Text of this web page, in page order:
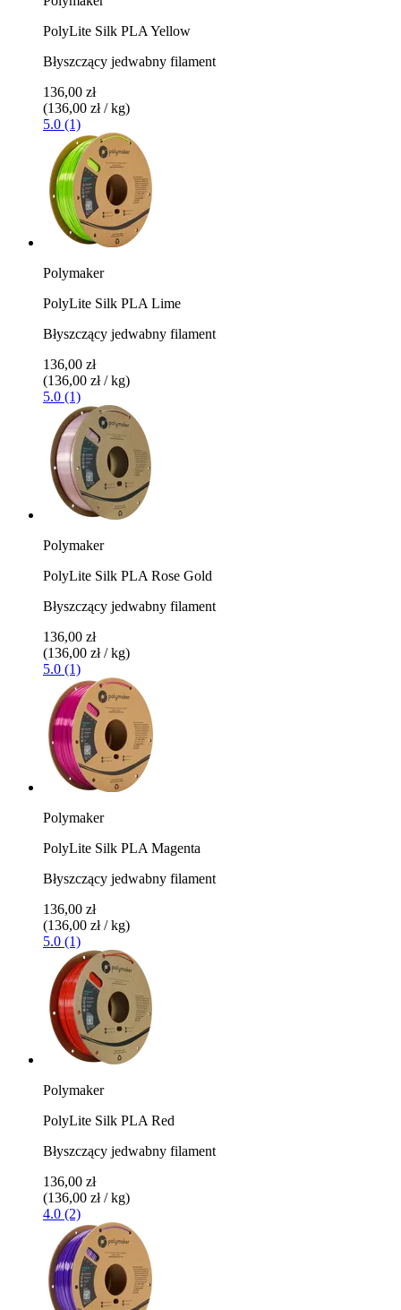
PolyLite Silk PLA Yellow
Błyszczący jedwabny filament
136,00 zł
(136,00 zł / kg)
5.0 (1)
Polymaker
PolyLite Silk PLA Lime
Błyszczący jedwabny filament
136,00 zł
(136,00 zł / kg)
5.0 (1)
Polymaker
PolyLite Silk PLA Rose Gold
Błyszczący jedwabny filament
136,00 zł
(136,00 zł / kg)
5.0 (1)
Polymaker
PolyLite Silk PLA Magenta
Błyszczący jedwabny filament
136,00 zł
(136,00 zł / kg)
5.0 (1)
Polymaker
PolyLite Silk PLA Red
Błyszczący jedwabny filament
136,00 zł
(136,00 zł / kg)
4.0 (2)